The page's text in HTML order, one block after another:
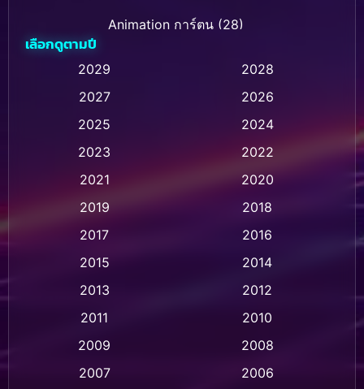
Animation การ์ตูน (28)
Animation การ์ตูน (236)
Animation การ์ตูน (32)
Animation แอนิเมชัน (1)
Animation แอนิเมชั่น (1)
เลือกดูตามปี
2029
2028
2027
2026
2025
2024
2023
2022
2021
2020
2019
2018
2017
2016
2015
2014
2013
2012
2011
2010
2009
2008
2007
2006